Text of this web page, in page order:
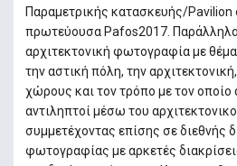
Παραμετρικής κατασκευής/Pavilion
πρωτεύουσα Pafos2017. Παράλληλα
αρχιτεκτονική φωτογραφία με
την αστική πόλη, την
χώρους και τον τρόπο με τον οποίο
αντιληπτοί μέσω του
συμμετέχοντας επίσης σε διεθνής
φωτογραφίας με αρκετές